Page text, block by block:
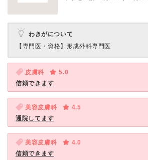
わきがについて
【専門医・資格】 形成外科専門医
皮膚科
5.0
信頼できます
美容皮膚科
4.5
通院してます
美容皮膚科
4.0
信頼できます